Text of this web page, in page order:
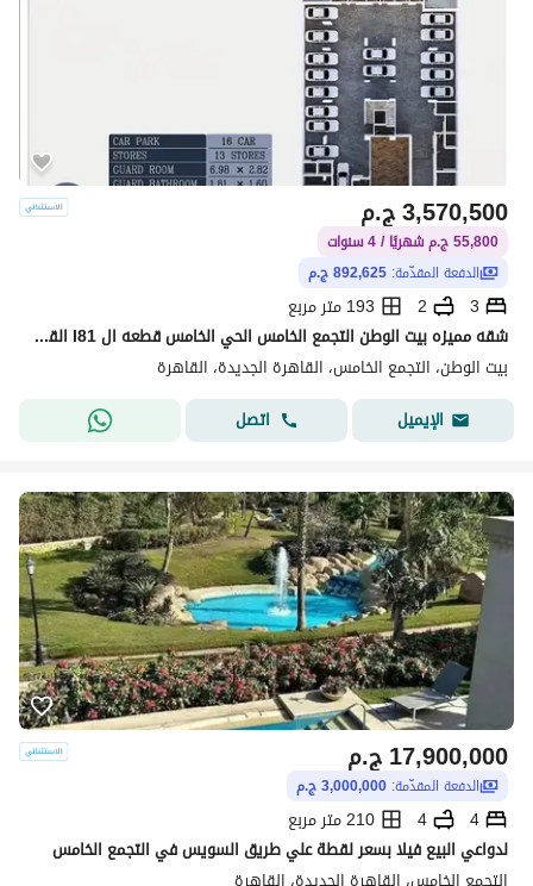
ج.م3,570,500
55,800 ج.م شهريًا / 4 سنوات
الدفعة المقدّمة: 892,625 ج.م
3
2
193 متر مربع
شقه مميزه بيت الوطن التجمع الخامس الحي الخامس قطعه ال I81 القاهره
بيت الوطن، التجمع الخامس، القاهرة الجديدة، القاهرة
الإيميل
اتصل
ج.م17,900,000
الدفعة المقدّمة: 3,000,000 ج.م
4
4
210 متر مربع
لدواعي البيع فيلا بسعر لقطة علي طريق السويس في التجمع الخامس